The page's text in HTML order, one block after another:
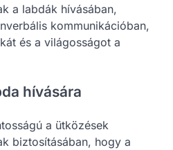
a labdák hívásában,
kommunikációban,
és a világosságot a
hívására
a ütközések
biztosításában, hogy a